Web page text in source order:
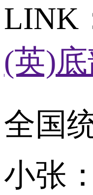
LINK
(英)
全国
小张：